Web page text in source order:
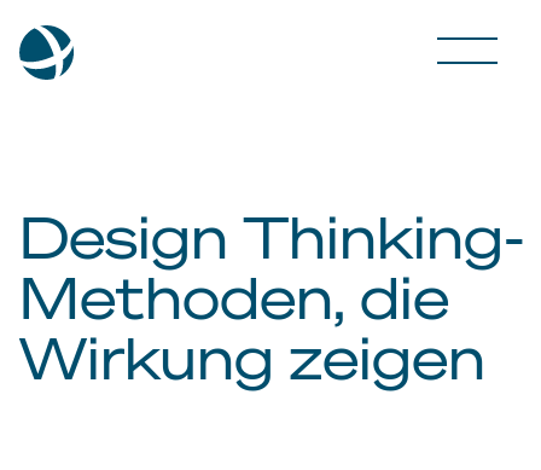
Design Thinking-
Methoden, die
Wirkung zeigen